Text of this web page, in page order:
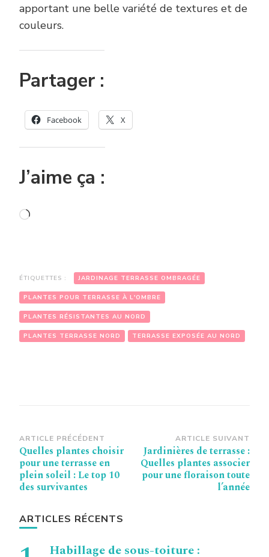
apportant une belle variété de textures et de
couleurs.
Partager :
Facebook X
J’aime ça :
Chargement…
ÉTIQUETTES : JARDINAGE TERRASSE OMBRAGÉE
PLANTES POUR TERRASSE À L'OMBRE
PLANTES RÉSISTANTES AU NORD
PLANTES TERRASSE NORD TERRASSE EXPOSÉE AU NORD
Navigation
d’article
ARTICLE PRÉCÉDENT
Quelles plantes choisir
pour une terrasse en
plein soleil : Le top 10
des survivantes
ARTICLE SUIVANT
Jardinières de terrasse :
Quelles plantes associer
pour une floraison toute
l’année
ARTICLES RÉCENTS
Habillage de sous-toiture :